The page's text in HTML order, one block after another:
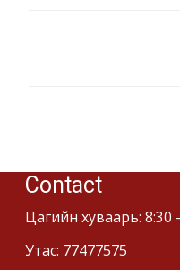
Contact
Цагийн хуваарь: 8:30
Утас: 77477575